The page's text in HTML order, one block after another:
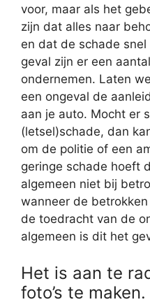
voor, maar als het
zijn dat alles naar
en dat de schade
geval zijn er een
ondernemen. Laten
een ongeval de
aan je auto. Mocht er
(letsel)schade, dan
om de politie of een
geringe schade hoeft
algemeen niet bij
wanneer de
de toedracht van de
algemeen is dit het
Het is aan te
foto’s te maken.